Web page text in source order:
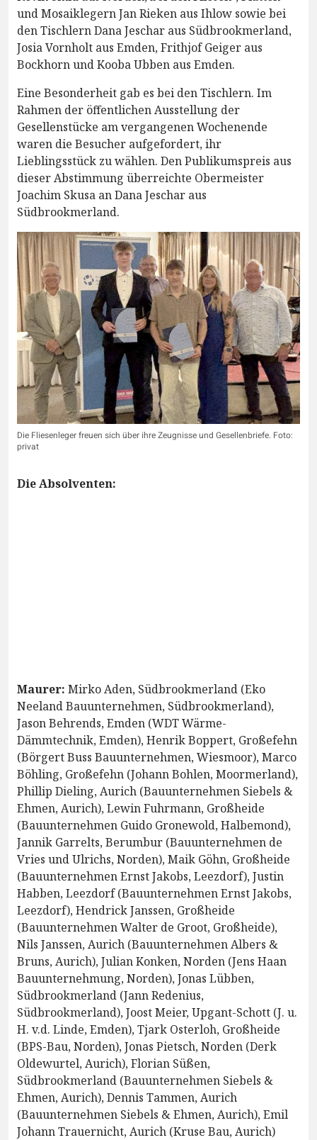
und Mosaiklegern Jan Rieken aus Ihlow sowie bei
den Tischlern Dana Jeschar aus Südbrookmerland,
Josia Vornholt aus Emden, Frithjof Geiger aus
Bockhorn und Kooba Ubben aus Emden.
Eine Besonderheit gab es bei den Tischlern. Im
Rahmen der öffentlichen Ausstellung der
Gesellenstücke am vergangenen Wochenende
waren die Besucher aufgefordert, ihr
Lieblingsstück zu wählen. Den Publikumspreis aus
dieser Abstimmung überreichte Obermeister
Joachim Skusa an Dana Jeschar aus
Südbrookmerland.
Die Fliesenleger freuen sich über ihre Zeugnisse und Gesellenbriefe. Foto:
privat
Die Absolventen:
Maurer: Mirko Aden, Südbrookmerland (Eko
Neeland Bauunternehmen, Südbrookmerland),
Jason Behrends, Emden (WDT Wärme-
Dämmtechnik, Emden), Henrik Boppert, Großefehn
(Börgert Buss Bauunternehmen, Wiesmoor), Marco
Böhling, Großefehn (Johann Bohlen, Moormerland),
Phillip Dieling, Aurich (Bauunternehmen Siebels &
Ehmen, Aurich), Lewin Fuhrmann, Großheide
(Bauunternehmen Guido Gronewold, Halbemond),
Jannik Garrelts, Berumbur (Bauunternehmen de
Vries und Ulrichs, Norden), Maik Göhn, Großheide
(Bauunternehmen Ernst Jakobs, Leezdorf), Justin
Habben, Leezdorf (Bauunternehmen Ernst Jakobs,
Leezdorf), Hendrick Janssen, Großheide
(Bauunternehmen Walter de Groot, Großheide),
Nils Janssen, Aurich (Bauunternehmen Albers &
Bruns, Aurich), Julian Konken, Norden (Jens Haan
Bauunternehmung, Norden), Jonas Lübben,
Südbrookmerland (Jann Redenius,
Südbrookmerland), Joost Meier, Upgant-Schott (J. u.
H. v.d. Linde, Emden), Tjark Osterloh, Großheide
(BPS-Bau, Norden), Jonas Pietsch, Norden (Derk
Oldewurtel, Aurich), Florian Süßen,
Südbrookmerland (Bauunternehmen Siebels &
Ehmen, Aurich), Dennis Tammen, Aurich
(Bauunternehmen Siebels & Ehmen, Aurich), Emil
Johann Trauernicht, Aurich (Kruse Bau, Aurich)